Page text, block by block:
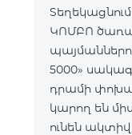
ԿՈՄԲՈ
5000»
դրամի
կարող են
ունեն